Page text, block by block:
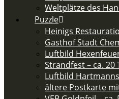
Weltplätze des
Puzzle
Heinigs
Gasthof Stadt
Luftbild
Strandfest – ca. 20
Luftbild
ältere Postkarte